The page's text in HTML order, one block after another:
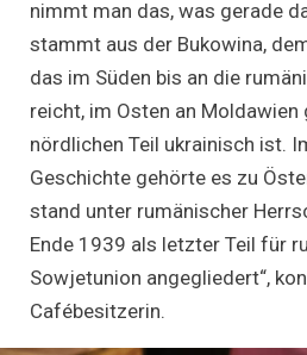
nimmt man das, was gerade
stammt aus der Bukowina,
das im Süden bis an die
reicht, im Osten an Moldawien
nördlichen Teil ukrainisch ist.
Geschichte gehörte es zu
stand unter rumänischer
Ende 1939 als letzter Teil für
Sowjetunion angegliedert“,
Cafébesitzerin.